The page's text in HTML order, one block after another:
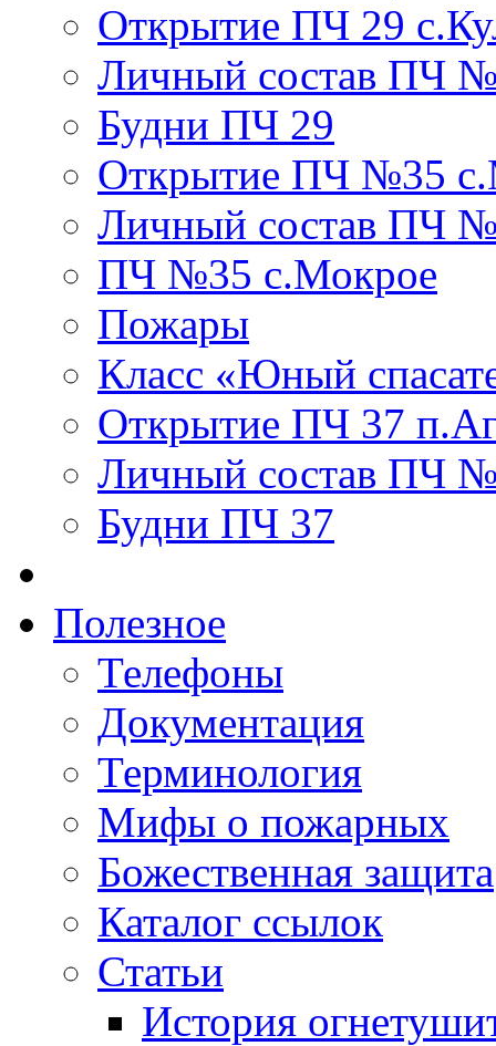
Открытие ПЧ 29
Личный состав ПЧ
Будни ПЧ 29
Открытие ПЧ №35
Личный состав ПЧ
ПЧ №35 с.Мокрое
Пожары
Класс «Юный
Открытие ПЧ 37
Личный состав ПЧ
Будни ПЧ 37
Полезное
Телефоны
Документация
Терминология
Мифы о пожарных
Божественная защита
Каталог ссылок
Статьи
История